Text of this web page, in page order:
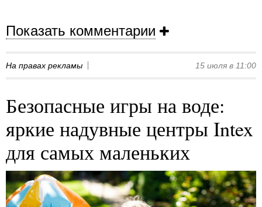
Показать комментарии
На правах рекламы 15 июля в 11:00
Безопасные игры на воде:
яркие надувные центры Intex
для самых маленьких